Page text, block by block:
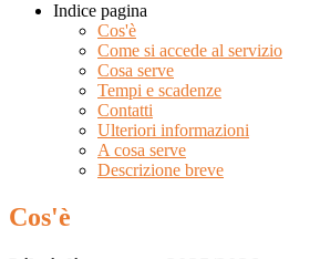
Indice pagina
Cos'è
Come si accede al servizio
Cosa serve
Tempi e scadenze
Contatti
Ulteriori informazioni
A cosa serve
Descrizione breve
Cos'è